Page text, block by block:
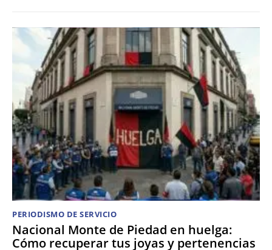
PERIODISMO DE SERVICIO
Nacional Monte de Piedad en huelga:
Cómo recuperar tus joyas y pertenencias